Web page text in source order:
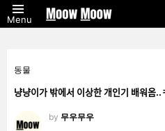
Menu
동물
냥냥이가 밖에서 이상한 개인기
by 무우무우